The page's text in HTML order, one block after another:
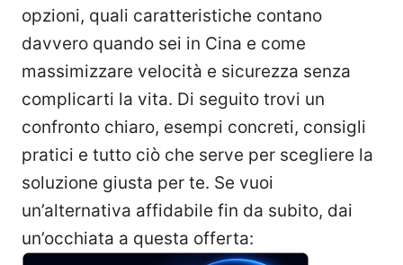
opzioni, quali caratteristiche contano
davvero quando sei in Cina e come
massimizzare velocità e sicurezza senza
complicarti la vita. Di seguito trovi un
confronto chiaro, esempi concreti, consigli
pratici e tutto ciò che serve per scegliere la
soluzione giusta per te. Se vuoi
un’alternativa affidabile fin da subito, dai
un’occhiata a questa offerta: